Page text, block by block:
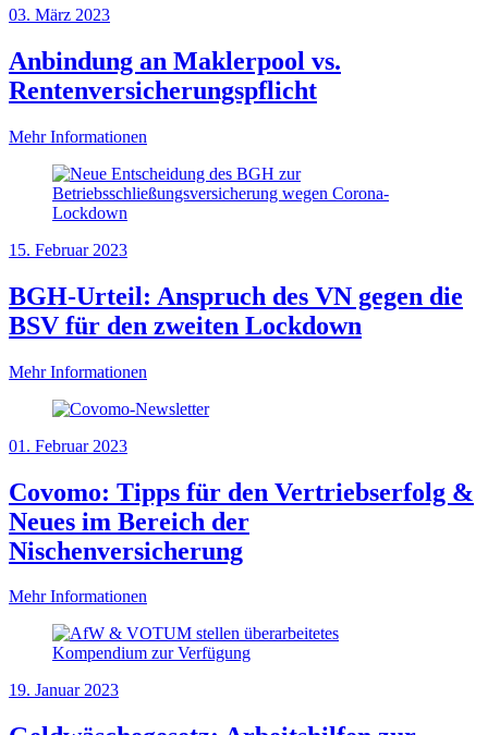
03. März 2023
Anbindung an Maklerpool vs.
Rentenversicherungspflicht
Mehr Informationen
15. Februar 2023
BGH-Urteil: Anspruch des VN gegen die
BSV für den zweiten Lockdown
Mehr Informationen
01. Februar 2023
Covomo: Tipps für den Vertriebserfolg &
Neues im Bereich der
Nischenversicherung
Mehr Informationen
19. Januar 2023